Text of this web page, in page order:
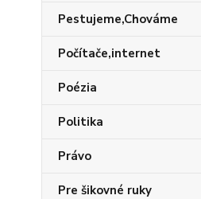
Pestujeme,Chováme
Počítače,internet
Poézia
Politika
Právo
Pre šikovné ruky